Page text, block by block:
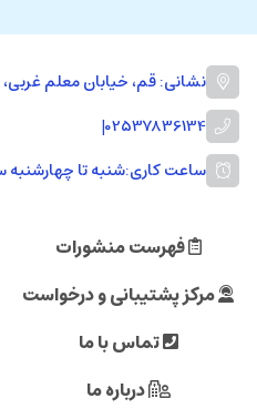
نشانی: قم، خیابان معلم غربی،
02537836134
|
ساعت کاری:شنبه تا چهارشنبه ساعت
فهرست منشورات
مرکز پشتیبانی و درخواست
تماس با ما
درباره ما